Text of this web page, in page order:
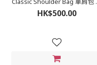
你單肩包 斜孭袋 袋
HK$500.00